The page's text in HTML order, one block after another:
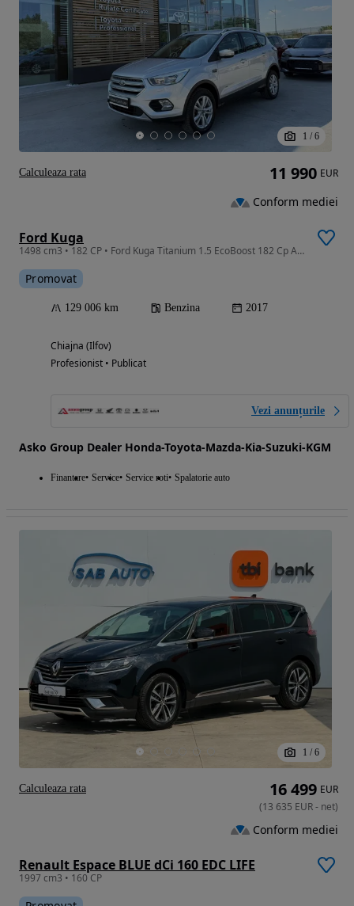
1 / 6
Ford Kuga
1498 cm3 • 182 CP • Ford Kuga Titanium 1.5 EcoBoost 182 Cp At 4x4
Promovat
129 006 km Benzina 2017
Chiajna (Ilfov)
Profesionist • Publicat
Vezi anunțurile
Asko Group Dealer Honda-Toyota-Mazda-Kia-Suzuki-KGM
Finantare Service Service roti Spalatorie auto
11 990 EUR
Conform mediei
Calculeaza rata
1 / 6
Renault Espace BLUE dCi 160 EDC LIFE
1997 cm3 • 160 CP
16 499 EUR
(13 635 EUR- net)
Conform mediei
Calculeaza rata